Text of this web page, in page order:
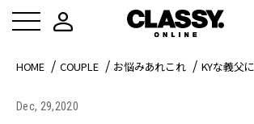
HOME COUPLE お悩みあれこれ KYな義父
Dec, 29,2020